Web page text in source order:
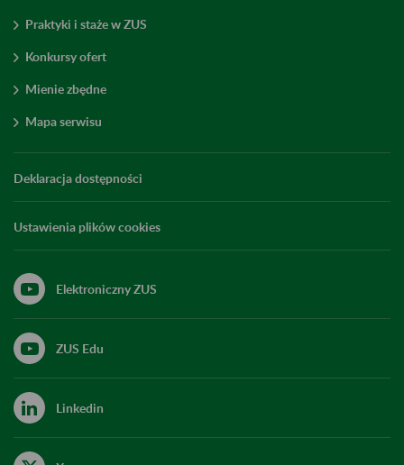
Praktyki i staże w ZUS
Konkursy ofert
Mienie zbędne
Mapa serwisu
Deklaracja dostępności
Ustawienia plików cookies
Elektroniczny ZUS
ZUS Edu
Linkedin